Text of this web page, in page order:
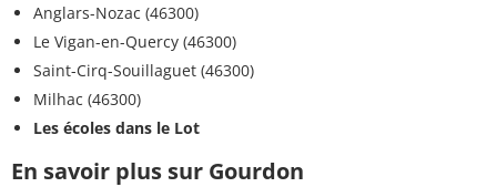
Anglars-Nozac (46300)
Le Vigan-en-Quercy (46300)
Saint-Cirq-Souillaguet (46300)
Milhac (46300)
Les écoles dans le Lot
En savoir plus sur Gourdon